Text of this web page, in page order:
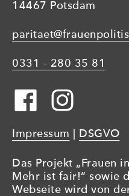
14467 Potsdam
0331 - 280 35 81
Impressum DSGVO
Das Projekt „Frauen
Mehr ist fair!“ sowie
Webseite wird von